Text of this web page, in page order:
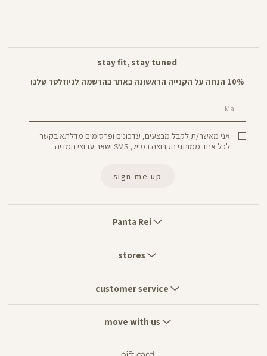
Rei
Panta Rei
stores
with
service
customer service
stay fit, stay tuned
10% הנחה על הקנייה הראשונה באתר בהרשמה לניוזלטר שלנו
Mail
אני מאשר/ת לקבל מבצעים, עדכונים ופרסומים מדלתא בקשר
לכל אחד ממותגי הקבוצה במייל, SMS ושאר ערוצי המדיה.
sign me up